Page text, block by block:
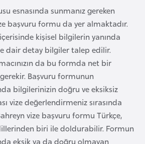
esnasında sunmanız gereken
başvuru formu da yer almaktadır.
kişisel bilgilerin yanında
dair detay bilgiler talep edilir.
da bu formda net bir
Başvuru formunun
bilgilerinizin doğru ve eksiksiz
vize değerlendirmeniz sırasında
vize başvuru formu Türkçe,
biri ile doldurabilir. Formun
eksik ya da doğru olmayan